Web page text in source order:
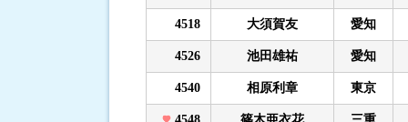
4518 大須賀友 愛知
4526 池田雄祐 愛知
4540 相原利章 東京